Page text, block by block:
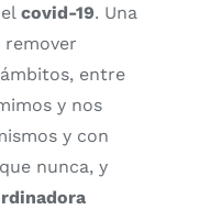
covid-19. Una
remover
entre
y nos
y con
nunca, y